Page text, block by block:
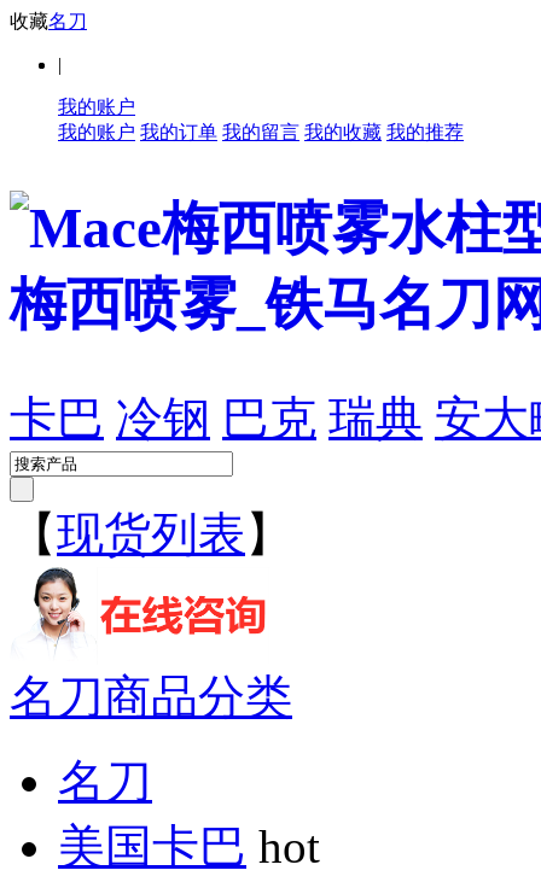
收藏名刀
|
我的账户
我的账户 我的订单 我的留言 我的收藏 我的推荐
卡巴 冷钢 巴克 瑞典 安大
【现货列表 】
名刀商品分类
名刀
美国卡巴 hot